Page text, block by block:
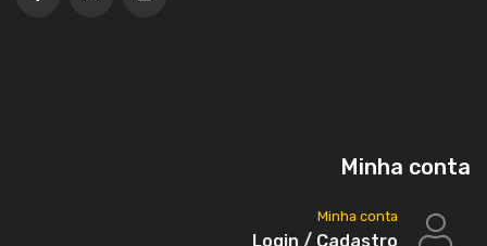
Minha conta
Minha conta
Login / Cadastro